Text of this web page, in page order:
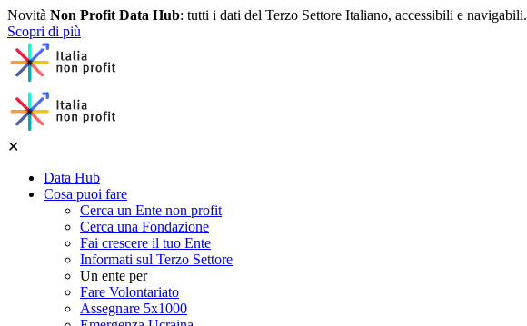
Novità Non Profit Data Hub: tutti i dati del Terzo Settore Italiano, accessibili e navigabili.
Scopri di più
✕
Data Hub
Cosa puoi fare
Cerca un Ente non profit
Cerca una Fondazione
Fai crescere il tuo Ente
Informati sul Terzo Settore
Un ente per
Fare Volontariato
Assegnare 5x1000